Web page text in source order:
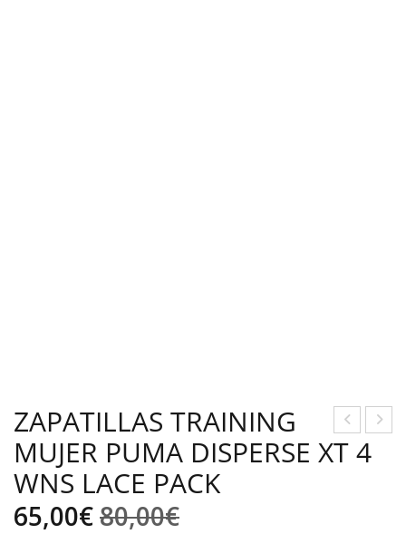
APA
APA
ZAPATILLAS TRAINING
MUJER PUMA DISPERSE XT 4
WNS LACE PACK
80,00€El
65,00€
El